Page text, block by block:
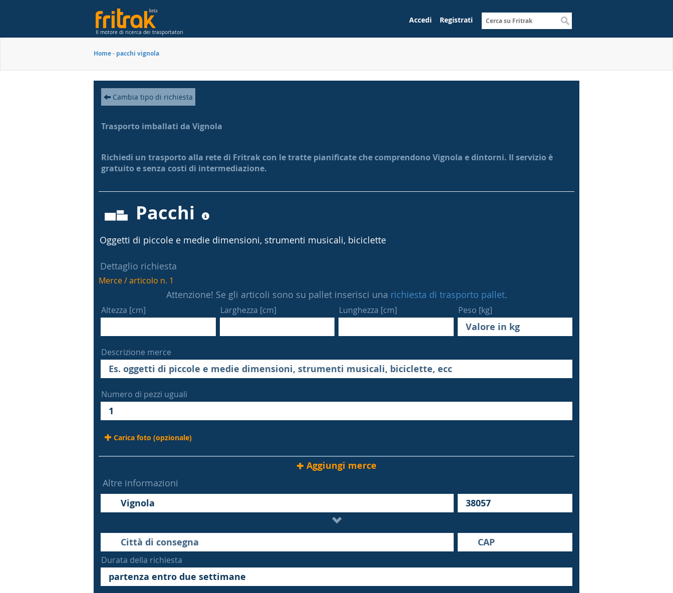
Il motore di ricerca dei trasportatori
Accedi Registrati
Home- pacchi vignola
Cambia tipo di richiesta
Trasporto imballati da Vignola
Richiedi un trasporto alla rete di Fritrak con le tratte pianificate che comprendono Vignola e dintorni. Il servizio è
gratuito e senza costi di intermediazione.
Pacchi
Oggetti di piccole e medie dimensioni, strumenti musicali, biciclette
Dettaglio richiesta
Merce / articolo n. 1
Attenzione! Se gli articoli sono su pallet inserisci una richiesta di trasporto pallet.
Altezza [cm] Larghezza [cm] Lunghezza [cm] Peso [kg]
Descrizione merce
Numero di pezzi uguali
Carica foto (opzionale)
Aggiungi merce
Altre informazioni
Durata della richiesta